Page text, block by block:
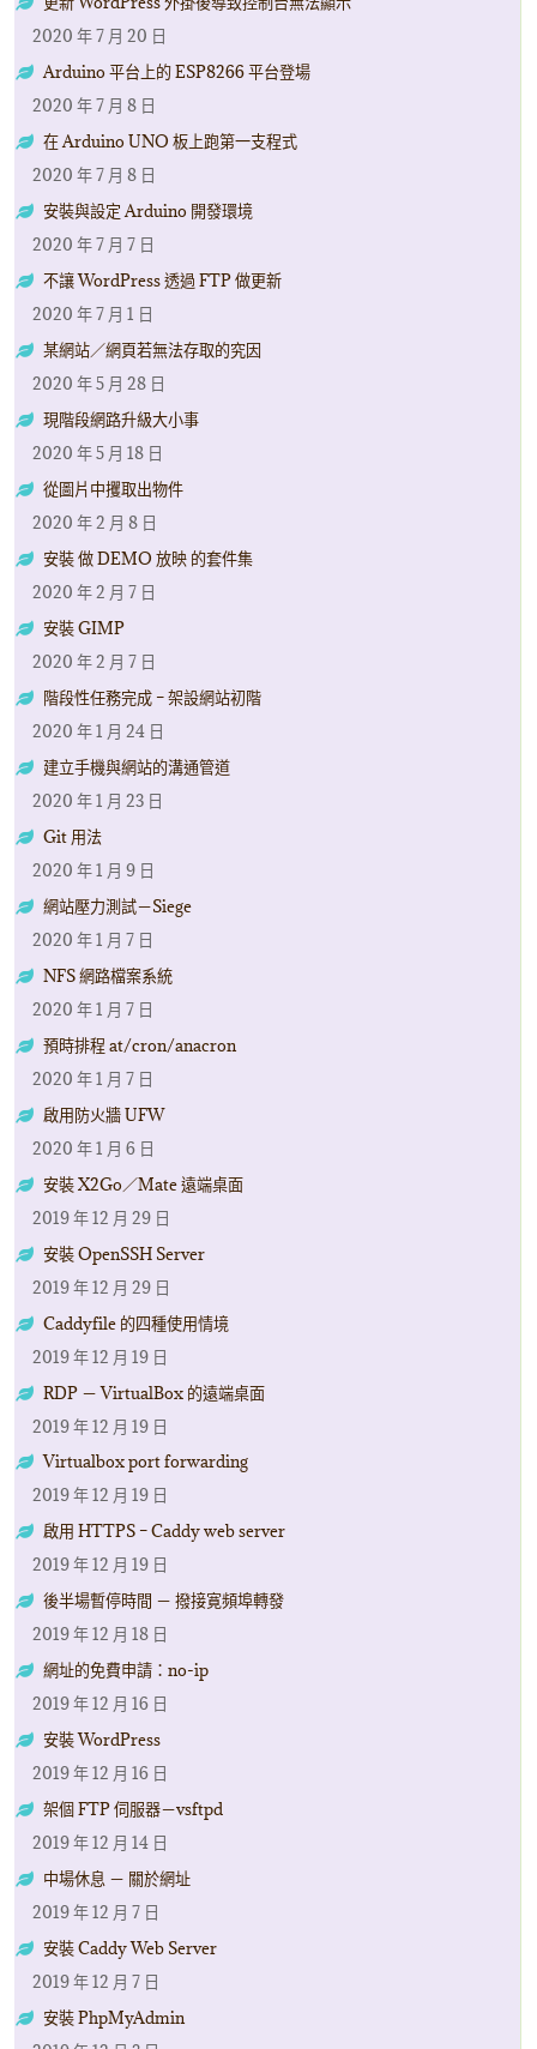
2020 年 7 月 20 日
Arduino 平台上的 ESP8266 平台登場
2020 年 7 月 8 日
在 Arduino UNO 板上跑第一支程式
2020 年 7 月 8 日
安裝與設定 Arduino 開發環境
2020 年 7 月 7 日
不讓 WordPress 透過 FTP 做更新
2020 年 7 月 1 日
某網站／網頁若無法存取的究因
2020 年 5 月 28 日
現階段網路升級大小事
2020 年 5 月 18 日
從圖片中攫取出物件
2020 年 2 月 8 日
安裝 做 DEMO 放映 的套件集
2020 年 2 月 7 日
安裝 GIMP
2020 年 2 月 7 日
階段性任務完成 – 架設網站初階
2020 年 1 月 24 日
建立手機與網站的溝通管道
2020 年 1 月 23 日
Git 用法
2020 年 1 月 9 日
網站壓力測試－Siege
2020 年 1 月 7 日
NFS 網路檔案系統
2020 年 1 月 7 日
預時排程 at/cron/anacron
2020 年 1 月 7 日
啟用防火牆 UFW
2020 年 1 月 6 日
安裝 X2Go／Mate 遠端桌面
2019 年 12 月 29 日
安裝 OpenSSH Server
2019 年 12 月 29 日
Caddyfile 的四種使用情境
2019 年 12 月 19 日
RDP － VirtualBox 的遠端桌面
2019 年 12 月 19 日
Virtualbox port forwarding
2019 年 12 月 19 日
啟用 HTTPS – Caddy web server
2019 年 12 月 19 日
後半場暫停時間 － 撥接寛頻埠轉發
2019 年 12 月 18 日
網址的免費申請：no-ip
2019 年 12 月 16 日
安裝 WordPress
2019 年 12 月 16 日
架個 FTP 伺服器－vsftpd
2019 年 12 月 14 日
中場休息 － 關於網址
2019 年 12 月 7 日
安裝 Caddy Web Server
2019 年 12 月 7 日
安裝 PhpMyAdmin